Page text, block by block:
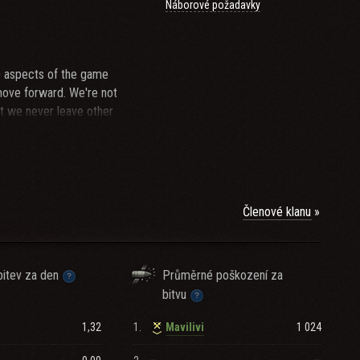
aspects of the game
forward. We're not
we never leave other
Náborové požadavky
Členové klanu
za den
Průměrné poškození za
bitvu
1,32 1. Mavilivi 1 024